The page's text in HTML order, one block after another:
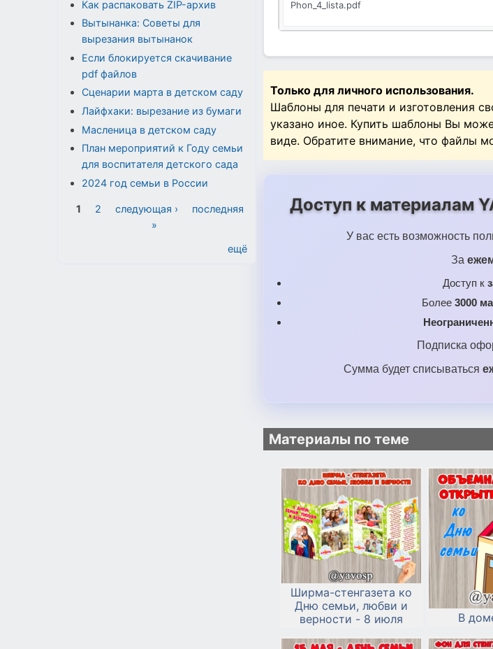
Phon_4_lista.pdf
Только для личного использования.
Шаблоны для печати и изготовления
указано иное. Купить шаблоны Вы
виде. Обратите внимание, что файлы
Доступ к материалам
У вас есть возможность
За
Доступ к
Более 3000
Подписка
Сумма будет списываться
Материалы по теме
Ширма-стенгазета ко
Дню семьи, любви и
верности - 8 июля
В
Как распаковать ZIP-архив
Вытынанка: Советы для
вырезания вытынанок
Если блокируется скачивание
pdf файлов
Сценарии марта в детском саду
Лайфхаки: вырезание из бумаги
Масленица в детском саду
План мероприятий к Году семьи
для воспитателя детского сада
2024 год семьи в России
Страницы
1 2 следующая ›
последняя
»
ещё